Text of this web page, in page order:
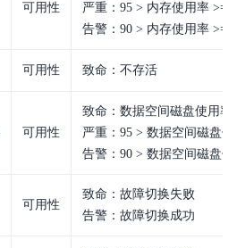
可用性
严重：95 > 内存使用率 >=
告警：90 > 内存使用率 >=
可用性 致命：不存活
可用性
致命：数据空间磁盘使用率
严重：95 > 数据空间磁盘
告警：90 > 数据空间磁盘使
可用性
致命：故障切换失败
告警：故障切换成功